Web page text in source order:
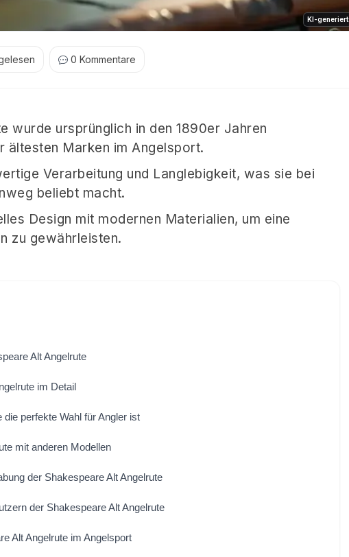
KI-generiert
0 Kommentare
wurde ursprünglich in den 1890er Jahren
ältesten Marken im Angelsport.
Verarbeitung und Langlebigkeit, was sie bei
beliebt macht.
Design mit modernen Materialien, um eine
zu gewährleisten.
Alt Angelrute
im Detail
perfekte Wahl für Angler ist
mit anderen Modellen
der Shakespeare Alt Angelrute
der Shakespeare Alt Angelrute
Alt Angelrute im Angelsport